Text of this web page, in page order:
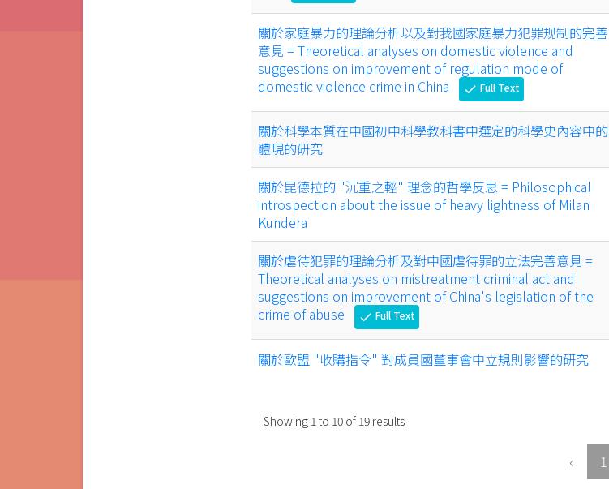
關於家庭暴力的理論分析以及對我國家庭暴力犯罪规制的完善
意見 = Theoretical analyses on domestic violence and
suggestions on improvement of regulation mode of
domestic violence crime in China
check Full Text
關於科學本質在中國初中科學教科書中選定的科學史內容中的
體現的研究
關於昆德拉的 "沉重之輕" 理念的哲學反思 = Philosophical
introspection about the issue of heavy lightness of Milan
Kundera
關於虐待犯罪的理論分析及對中國虐待罪的立法完善意見 =
Theoretical analyses on mistreatment criminal act and
suggestions on improvement of China's legislation of the
crime of abuse
check Full Text
關於歐盟 "收購指令" 對成員國董事會中立規則影響的研究
Showing 1to 10 of 19 results
‹ 1